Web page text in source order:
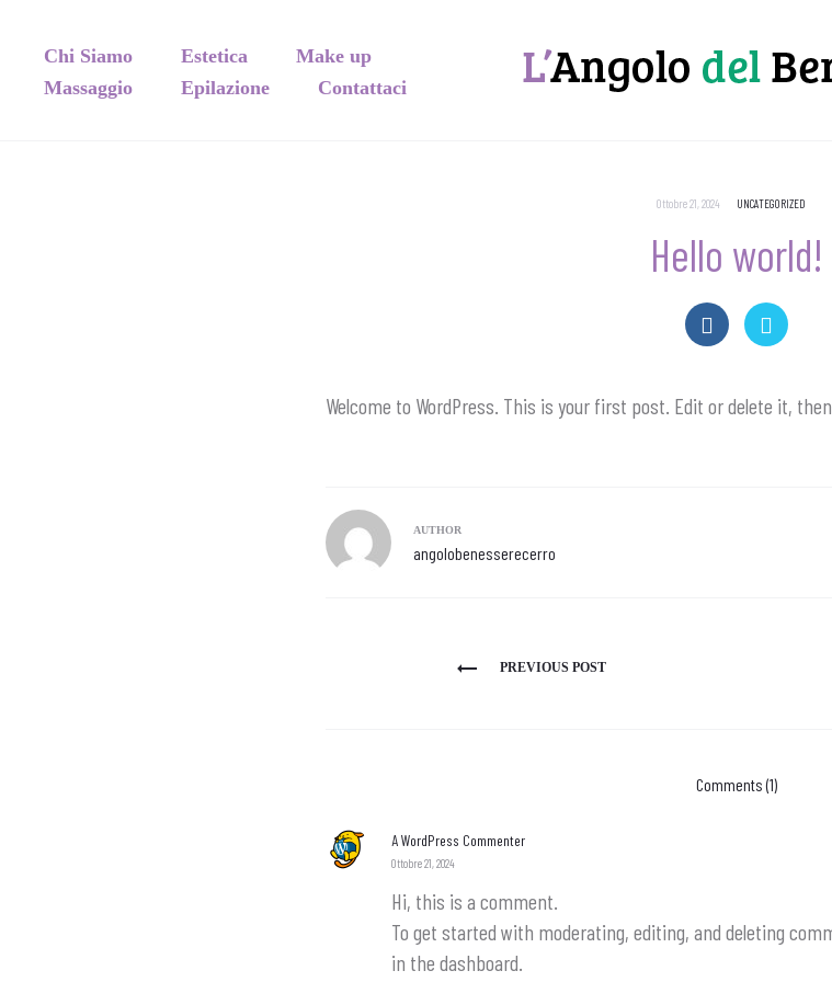
Chi Siamo Estetica
Make up
Massaggio
Epilazione Contattaci
Ottobre 21, 2024 UNCATEGORIZED
Hello world!
Welcome to WordPress. This is your first post. Edit or delete it,
AUTHOR
angolobenesserecerro
Navigazione
PREVIOUS POST
Comments (1)
A WordPress Commenter
Ottobre 21, 2024
Hi, this is a comment.
To get started with moderating, editing, and deleting
in the dashboard.